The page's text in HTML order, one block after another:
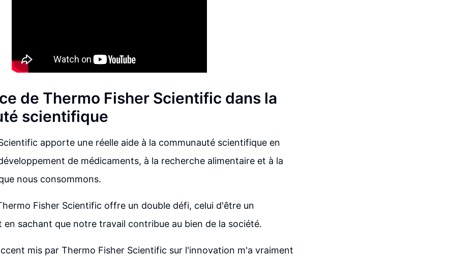
de Thermo Fisher Scientific dans la
scientifique
apporte une réelle aide à la communauté scientifique en
de médicaments, à la recherche alimentaire et à la
nous consommons.
Fisher Scientific offre un double défi, celui d'être un
sachant que notre travail contribue au bien de la société.
mis par Thermo Fisher Scientific sur l'innovation m'a vraiment